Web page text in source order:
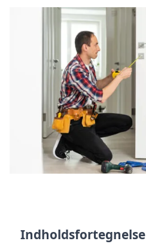
Indholdsfortegnelse